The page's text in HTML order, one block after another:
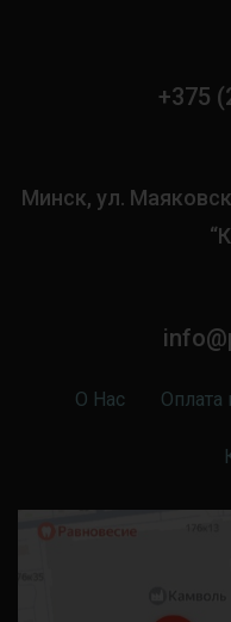
+375
Минск, ул.
О Нас Оплата